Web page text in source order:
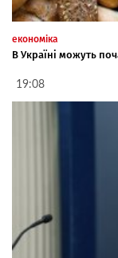
економіка
В Україні можуть
19:08